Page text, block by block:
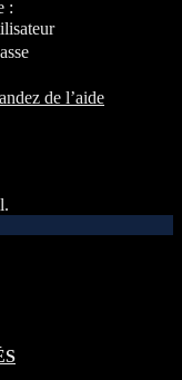
:
de l’aide